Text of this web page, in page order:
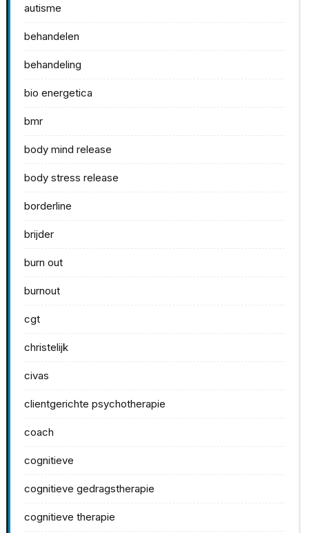
autisme
behandelen
behandeling
bio energetica
bmr
body mind release
body stress release
borderline
brijder
burn out
burnout
cgt
christelijk
civas
clientgerichte psychotherapie
coach
cognitieve
cognitieve gedragstherapie
cognitieve therapie